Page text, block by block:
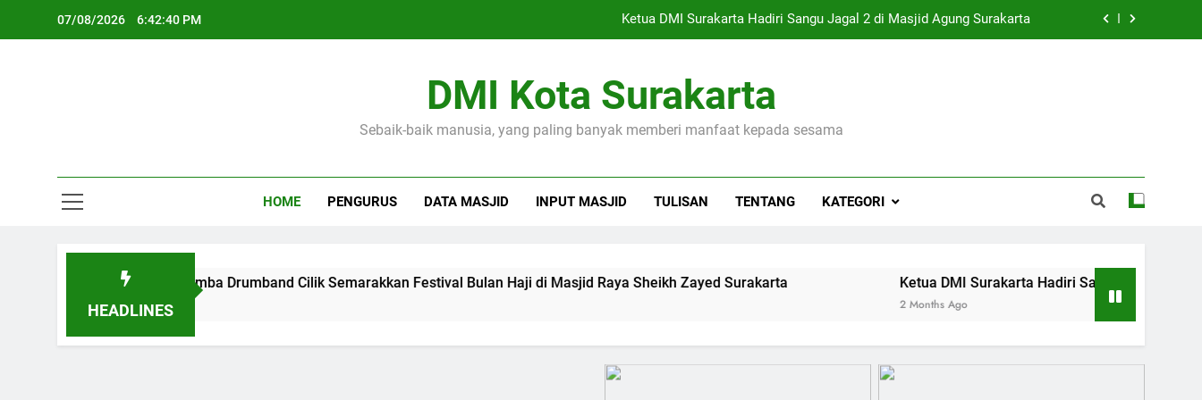
07/08/2026 6:42:41 PM DMI Surakarta Tetapkan Musda 5 September 2026
Meriah, Lomba Drumband Cilik Semarakkan Festival Bulan Haji di Masjid Raya Sheikh Zayed Surakarta
Ketua DMI Surakarta Hadiri Sangu Jagal 2 di Masjid Agung Surakarta
DMI Kota Surakarta
Sebaik-baik manusia, yang paling banyak memberi manfaat kepada sesama
HOME PENGURUS DATA MASJID INPUT MASJID TULISAN TENTANG KATEGORI
HEADLINES
Meriah, Lomba Drumband Cilik Semarakkan Festival Bulan Haji di Masjid Raya Sheikh Zayed Surakarta
2 Months Ago
Ketua DMI Surakarta Hadiri Sangu Jagal 2 di Masjid
2 Months Ago